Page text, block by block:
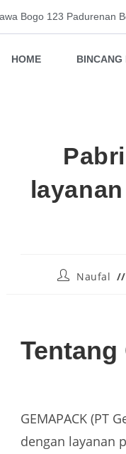
Bogo 123 Padurenan
HOME BINCANG
Naufal
Tentang
GEMAPACK (PT
dengan layanan